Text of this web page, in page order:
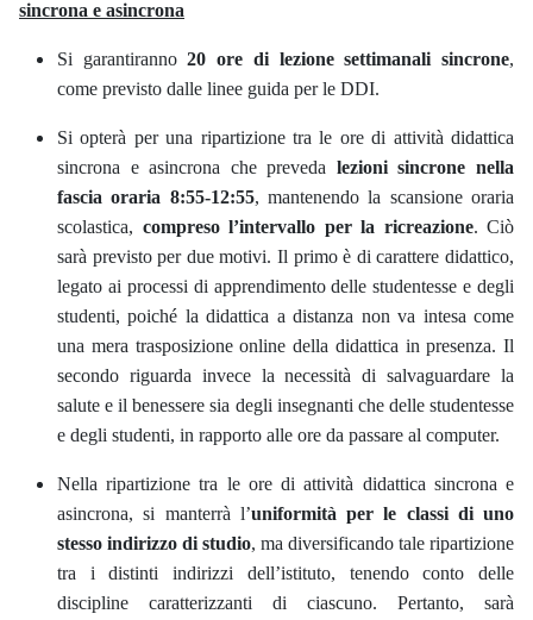
sincrona e asincrona
Si garantiranno20 ore di lezione settimanali sincrone,
come previsto dalle linee guida per le DDI.
Si opterà per una ripartizione tra le ore di attività didattica
sincrona e asincrona che preveda lezioni sincrone nella
fascia oraria 8:55-12:55, mantenendo la scansione oraria
scolastica, compreso l’intervallo per la ricreazione. Ciò
sarà previsto per due motivi. Il primo è di carattere didattico,
legato ai processi di apprendimento delle studentesse e degli
studenti, poiché la didattica a distanza non va intesa come
una mera trasposizione online della didattica in presenza. Il
secondo riguarda invece la necessità di salvaguardare la
salute e il benessere sia degli insegnanti che delle studentesse
e degli studenti, in rapporto alle ore da passare al computer.
Nella ripartizione tra le ore di attività didattica sincrona e
asincrona, si manterrà l’uniformità per le classi di uno
stesso indirizzo di studio, ma diversificando tale ripartizione
tra i distinti indirizzi dell’istituto, tenendo conto delle
discipline caratterizzanti di ciascuno. Pertanto, sarà